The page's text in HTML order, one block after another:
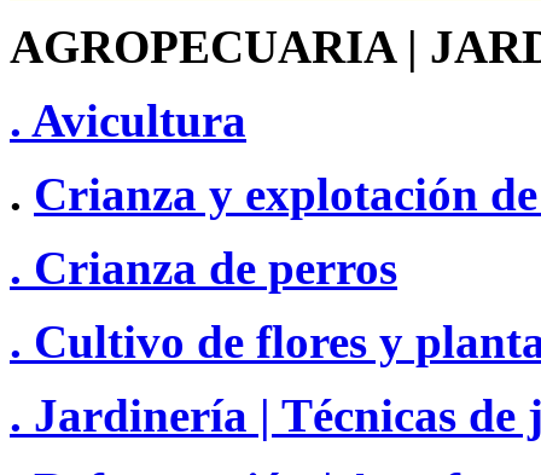
AGROPECUARIA |
. Avicultura
. Crianza y explotación
. Crianza de perros
. Cultivo de flores y
. Jardinería | Técnicas